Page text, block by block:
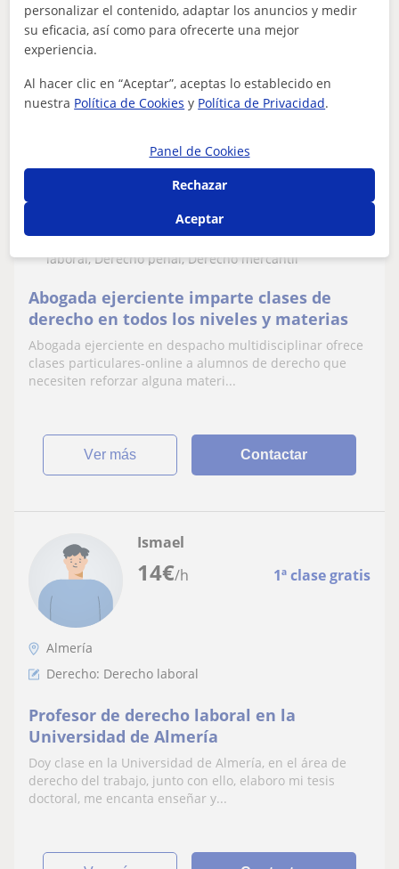
ver más Contactar
15€/h
María José
laboral, Derecho penal, Derecho mercantil
Abogada ejerciente imparte clases de
derecho en todos los niveles y materias
Abogada ejerciente en despacho multidisciplinar ofrece
clases particulares-online a alumnos de derecho que
necesiten reforzar alguna materi...
ver más Contactar
14€/h 1ª clase gratis
Ismael
Almería
Derecho: Derecho laboral
Profesor de derecho laboral en la
Universidad de Almería
Doy clase en la Universidad de Almería, en el área de
derecho del trabajo, junto con ello, elaboro mi tesis
doctoral, me encanta enseñar y...
personalizar el contenido, adaptar los anuncios y medir
su eficacia, así como para ofrecerte una mejor
experiencia.
Al hacer clic en “Aceptar”, aceptas lo establecido en
nuestra Política de Cookies y Política de Privacidad.
Panel de Cookies
Rechazar
Aceptar